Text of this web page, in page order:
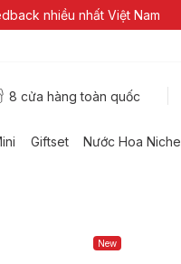
nhiều nhất Việt Nam
8 cửa hàng toàn quốc
Giftset Nước Hoa Niche
New